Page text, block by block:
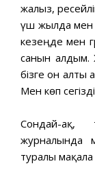
жалғыз,
үш жылда мен
кезеңде мен
санын алдым.
бізге он алты
Мен көп
Сондай-ақ,
журналында
туралы